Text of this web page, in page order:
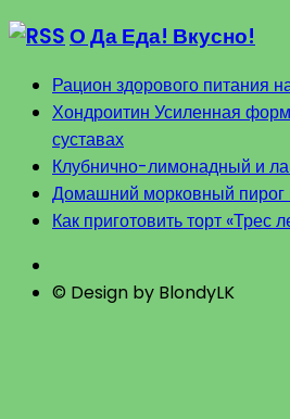
О Да Еда! Вкусно!
Рацион здорового питания
Хондроитин Усиленная
суставах
Клубнично-лимонадный и
Домашний морковный пирог
Как приготовить торт «Трес
© Design by BlondyLK